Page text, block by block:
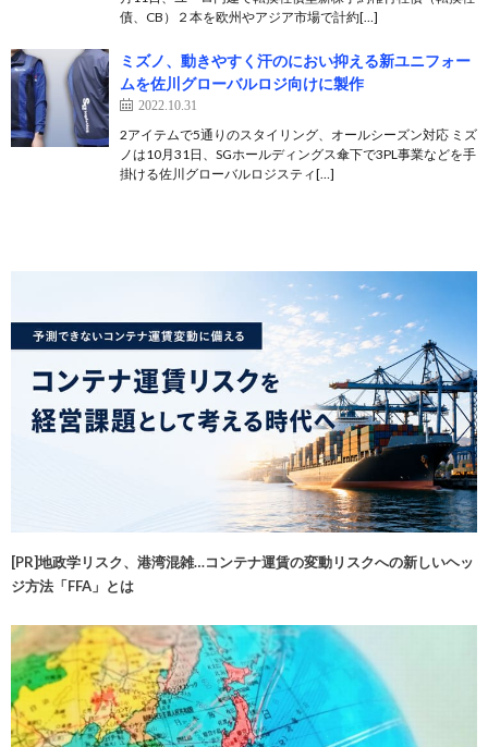
債、CB）２本を欧州やアジア市場で計約[…]
ミズノ、動きやすく汗のにおい抑える新ユニフォー
ムを佐川グローバルロジ向けに製作
2022.10.31
2アイテムで5通りのスタイリング、オールシーズン対応 ミズ
ノは10月31日、SGホールディングス傘下で3PL事業などを手
掛ける佐川グローバルロジスティ[…]
[PR]地政学リスク、港湾混雑…コンテナ運賃の変動リスクへの新しいヘッ
ジ方法「FFA」とは